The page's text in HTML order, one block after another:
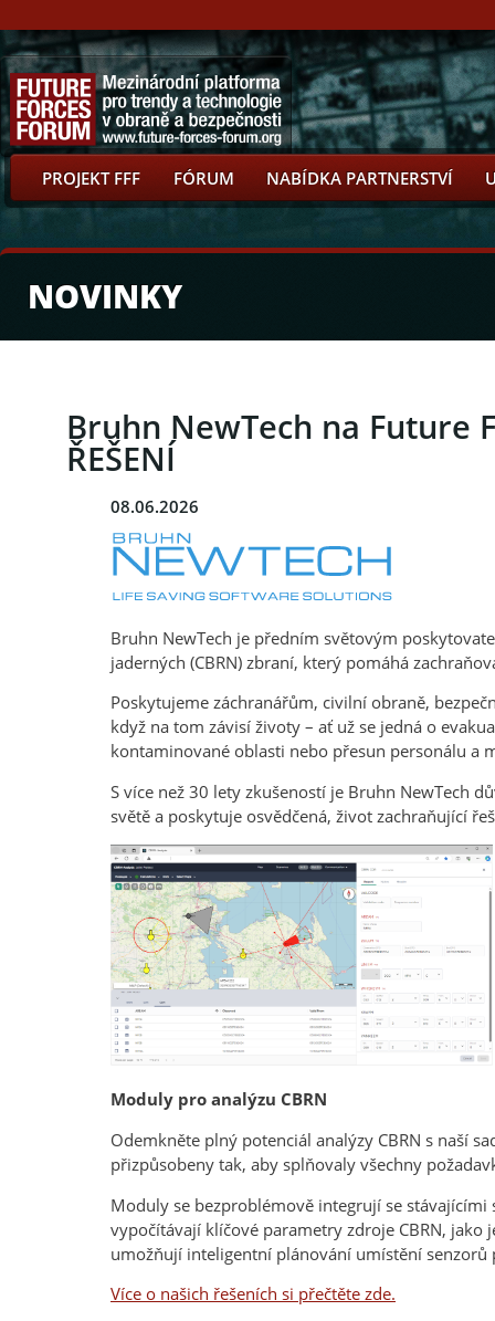
PROJEKT FFF FÓRUM NABÍDKA PARTNERSTVÍ
NOVINKY
Bruhn NewTech na Future
ŘEŠENÍ
08.06.2026
Bruhn NewTech je předním světovým
jaderných (CBRN) zbraní, který pomáhá
Poskytujeme záchranářům, civilní obraně,
když na tom závisí životy – ať už se jedná o
kontaminované oblasti nebo přesun personálu a
S více než 30 lety zkušeností je Bruhn NewTech
světě a poskytuje osvědčená, život zachraňující
Moduly pro analýzu CBRN
Odemkněte plný potenciál analýzy CBRN s naší
přizpůsobeny tak, aby splňovaly všechny
Moduly se bezproblémově integrují se
vypočítávají klíčové parametry zdroje CBRN,
umožňují inteligentní plánování umístění
Více o našich řešeních si přečtěte zde.